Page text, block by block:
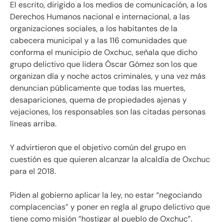
El escrito, dirigido a los medios de comunicación, a los
Derechos Humanos nacional e internacional, a las
organizaciones sociales, a los habitantes de la
cabecera municipal y a las 116 comunidades que
conforma el municipio de Oxchuc, señala que dicho
grupo delictivo que lidera Óscar Gómez son los que
organizan día y noche actos criminales, y una vez más
denuncian públicamente que todas las muertes,
desapariciones, quema de propiedades ajenas y
vejaciones, los responsables son las citadas personas
líneas arriba.
Y advirtieron que el objetivo común del grupo en
cuestión es que quieren alcanzar la alcaldía de Oxchuc
para el 2018.
Piden al gobierno aplicar la ley, no estar “negociando
complacencias” y poner en regla al grupo delictivo que
tiene como misión “hostigar al pueblo de Oxchuc”.